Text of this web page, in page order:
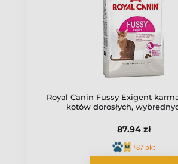
Royal Canin Fussy Exigent
kotów dorosłych,
87.94 zł
+87 pkt